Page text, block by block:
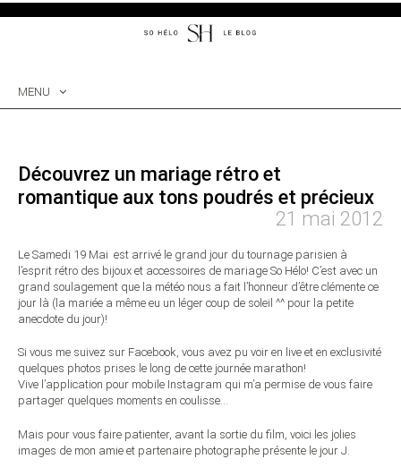
MENU
Découvrez un mariage rétro et
romantique aux tons poudrés et précieux
21 mai 2012
Le Samedi 19 Mai est arrivé le grand jour du tournage parisien à
l’esprit rétro des bijoux et accessoires de mariage So Hélo! C’est avec un
grand soulagement que la météo nous a fait l’honneur d’être clémente ce
jour là (la mariée a même eu un léger coup de soleil ^^ pour la petite
anecdote du jour)!
Si vous me suivez sur Facebook, vous avez pu voir en live et en exclusivité
quelques photos prises le long de cette journée marathon!
Vive l’application pour mobile Instagram qui m’a permise de vous faire
partager quelques moments en coulisse…
Mais pour vous faire patienter, avant la sortie du film, voici les jolies
images de mon amie et partenaire photographe présente le jour J.